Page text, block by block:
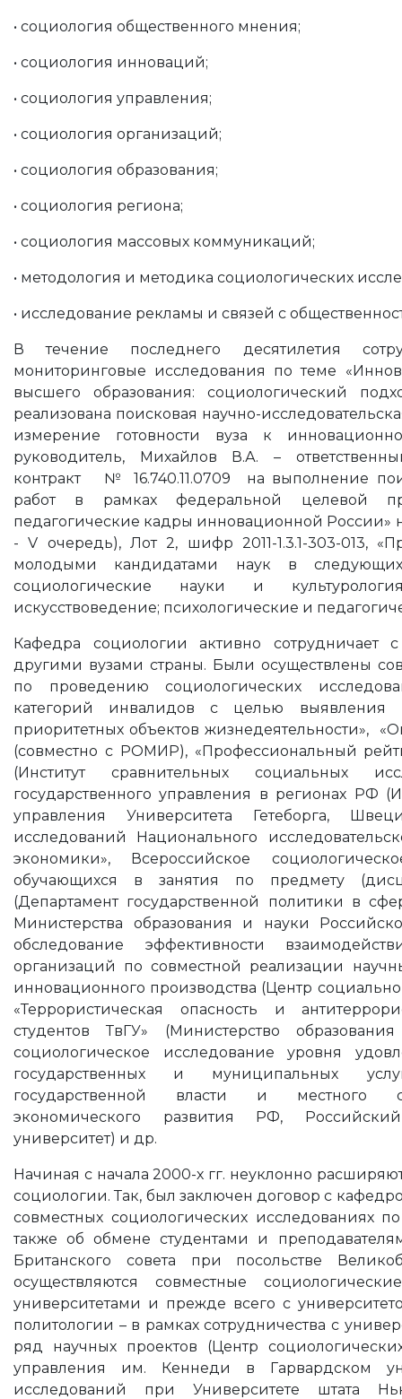
• социология общественного мнения;
• социология инноваций;
• социология управления;
• социология организаций;
• социология образования;
• социология региона;
• социология массовых коммуникаций;
• методология и методика социологических
• исследование рекламы и связей с
В течение последнего десятилетия
мониторинговые исследования по теме
высшего образования: социологический
реализована поисковая научно-
измерение готовности вуза к
руководитель, Михайлов В.А. –
контракт № 16.740.11.0709 на выполнение
работ в рамках федеральной целевой
педагогические кадры инновационной России»
- V очередь), Лот 2, шифр 2011-1.3.1-303-013,
молодыми кандидатами наук в следующих
социологические науки и
искусствоведение; психологические и
Кафедра социологии активно сотрудничает
другими вузами страны. Были осуществлены
по проведению социологических
категорий инвалидов с целью выявления
приоритетных объектов жизнедеятельности»,
(совместно с РОМИР), «Профессиональный
(Институт сравнительных социальных
государственного управления в регионах РФ
управления Университета Гетеборга,
исследований Национального
экономики», Всероссийское
обучающихся в занятия по предмету
(Департамент государственной политики в
Министерства образования и науки
обследование эффективности
организаций по совместной реализации
инновационного производства (Центр
«Террористическая опасность и
студентов ТвГУ» (Министерство
социологическое исследование уровня
государственных и муниципальных
государственной власти и местного
экономического развития РФ,
университет) и др.
Начиная с начала 2000-х гг. неуклонно
социологии. Так, был заключен договор с
совместных социологических исследованиях
также об обмене студентами и
Британского совета при посольстве
осуществляются совместные
университетами и прежде всего с
политологии – в рамках сотрудничества с
ряд научных проектов (Центр
управления им. Кеннеди в Гарвардском
исследований при Университете штата